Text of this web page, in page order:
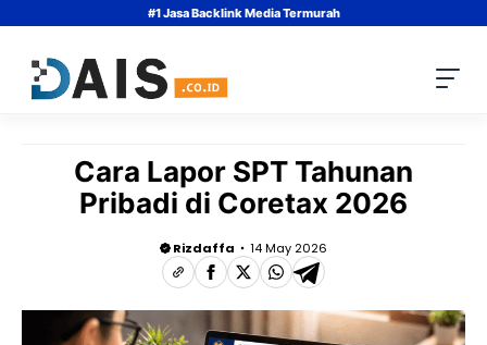
content
#1 Jasa Backlink Media Termurah
Cara Lapor SPT Tahunan
Pribadi di Coretax 2026
Rizdaffa 14 May 2026